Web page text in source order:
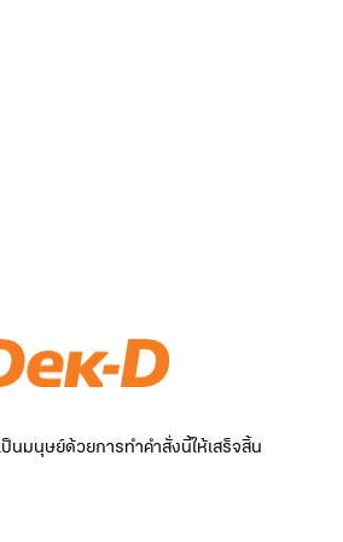
นมนุษย์ด้วยการทำคำสั่งนี้ให้เสร็จสิ้น